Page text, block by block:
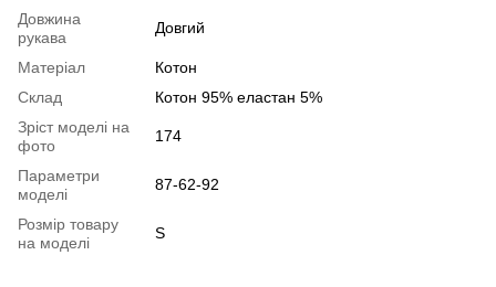
Довжина
рукава
Довгий
Матеріал
Котон
Склад
Котон 95% еластан 5%
Зріст моделі на
фото
174
Параметри
моделі
87-62-92
Розмір товару
на моделі
S